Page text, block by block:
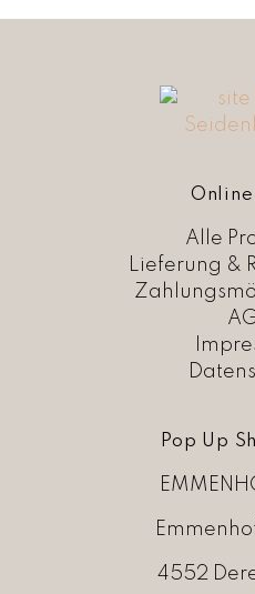
Online
Alle
Lieferung &
Pop Up
4552